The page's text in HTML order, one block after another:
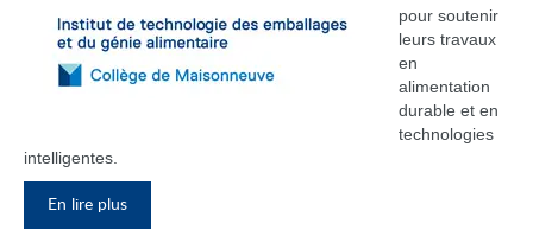
pour soutenir
leurs travaux
en
alimentation
durable et en
technologies
intelligentes.
En lire plus